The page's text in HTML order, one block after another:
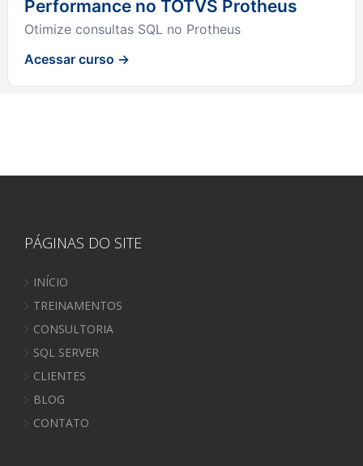
Performance no TOTVS Protheus
Otimize consultas SQL no Protheus
Acessar curso →
PÁGINAS DO SITE
INÍCIO
TREINAMENTOS
CONSULTORIA
SQL SERVER
CLIENTES
BLOG
CONTATO